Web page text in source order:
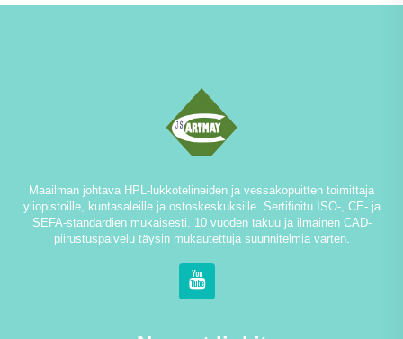
Maailman johtava HPL-lukkotelineiden ja vessakopuitten toimittaja
yliopistoille, kuntasaleille ja ostoskeskuksille. Sertifioitu ISO-, CE- ja
SEFA-standardien mukaisesti. 10 vuoden takuu ja ilmainen CAD-
piirustuspalvelu täysin mukautettuja suunnitelmia varten.